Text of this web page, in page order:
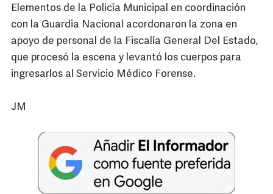
Elementos de la Policía Municipal en coordinación
con la Guardia Nacional acordonaron la zona en
apoyo de personal de la Fiscalía General Del Estado,
que procesó la escena y levantó los cuerpos para
ingresarlos al Servicio Médico Forense.
JM